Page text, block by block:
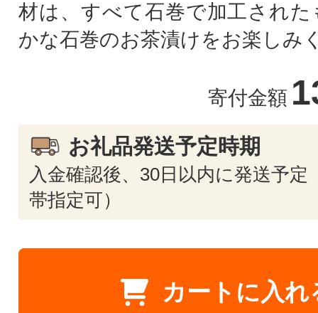
材は、すべて石巻で加工された
かな石巻のお茶漬けをお楽しみ
寄付金額
お礼品発送予定時期
入金確認後、30日以内に発送予定
帯指定可）
カートに入れ